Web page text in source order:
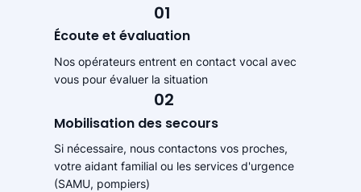
01
Écoute et évaluation
Nos opérateurs entrent en contact vocal avec
vous pour évaluer la situation
02
Mobilisation des secours
Si nécessaire, nous contactons vos proches,
votre aidant familial ou les services d'urgence
(SAMU, pompiers)